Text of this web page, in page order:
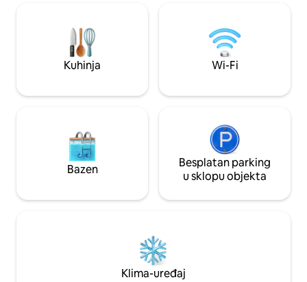
obiteljskom odmoru ili romantičnom
bijegu, naš je dom savršeno mjesto za
vašu sljedeću pustolovinu. Još danas
rezervirajte smještaj i uživajte u
materijale,
stvorio skladan i
opuštanje.
Kuhinja Wi-Fi
Bazen
Besplatan parking
u sklopu objekta
Klima-uređaj